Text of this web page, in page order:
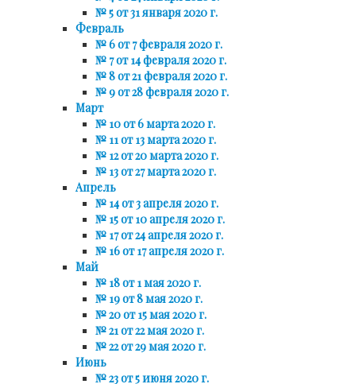
№ 5 от 31 января 2020 г.
Февраль
№ 6 от 7 февраля 2020 г.
№ 7 от 14 февраля 2020 г.
№ 8 от 21 февраля 2020 г.
№ 9 от 28 февраля 2020 г.
Март
№ 10 от 6 марта 2020 г.
№ 11 от 13 марта 2020 г.
№ 12 от 20 марта 2020 г.
№ 13 от 27 марта 2020 г.
Апрель
№ 14 от 3 апреля 2020 г.
№ 15 от 10 апреля 2020 г.
№ 17 от 24 апреля 2020 г.
№ 16 от 17 апреля 2020 г.
Май
№ 18 от 1 мая 2020 г.
№ 19 от 8 мая 2020 г.
№ 20 от 15 мая 2020 г.
№ 21 от 22 мая 2020 г.
№ 22 от 29 мая 2020 г.
Июнь
№ 23 от 5 июня 2020 г.